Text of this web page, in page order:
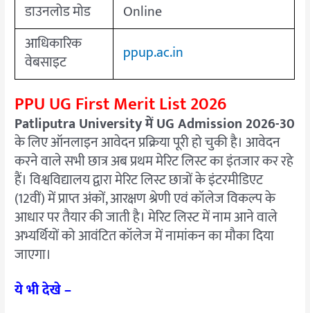
डाउनलोड मोड
Online
आधिकारिक
वेबसाइट ppup.ac.in
PPU UG First Merit List 2026
Patliputra University में UG Admission 2026-30
के लिए ऑनलाइन आवेदन प्रक्रिया पूरी हो चुकी है। आवेदन
करने वाले सभी छात्र अब प्रथम मेरिट लिस्ट का इंतजार कर रहे
हैं। विश्वविद्यालय द्वारा मेरिट लिस्ट छात्रों के इंटरमीडिएट
(12वीं) में प्राप्त अंकों, आरक्षण श्रेणी एवं कॉलेज विकल्प के
आधार पर तैयार की जाती है। मेरिट लिस्ट में नाम आने वाले
अभ्यर्थियों को आवंटित कॉलेज में नामांकन का मौका दिया
जाएगा।
ये भी देखे –